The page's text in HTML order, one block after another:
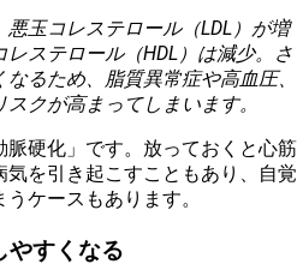
玉コレステロール（LDL）が増
ステロール（HDL）は減少。さ
るため、脂質異常症や高血圧、
クが高まってしまいます。
硬化」です。放っておくと心筋
を引き起こすこともあり、自覚
ケースもあります。
やすくなる